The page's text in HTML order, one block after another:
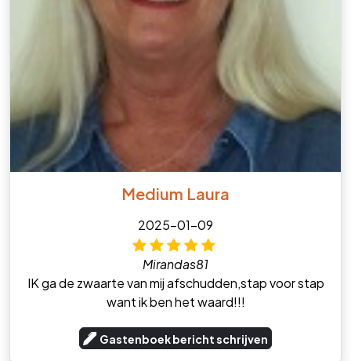
Medium Laura
2025-01-09
Mirandas81
IK ga de zwaarte van mij afschudden,stap voor stap
want ik ben het waard!!!
Gastenboek bericht schrijven